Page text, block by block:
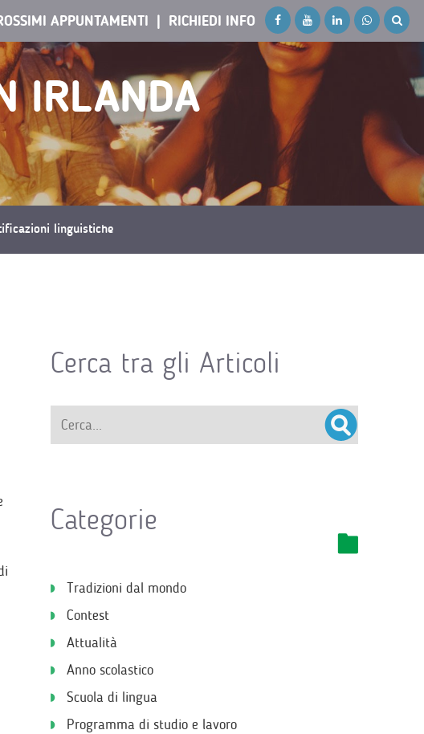
RICHIEDI INFO
APPUNTAMENTI
IRLANDA
linguistiche
Cerca tra gli Articoli
Categorie
Tradizioni dal mondo
Contest
Attualità
Anno scolastico
Scuola di lingua
Programma di studio e lavoro